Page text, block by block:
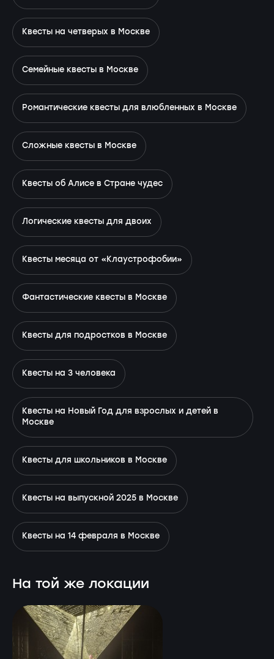
Квесты на четверых в Москве
Семейные квесты в Москве
Романтические квесты для влюбленных в Москве
Сложные квесты в Москве
Квесты об Алисе в Стране чудес
Логические квесты для двоих
Квесты месяца от «Клаустрофобии»
Фантастические квесты в Москве
Квесты для подростков в Москве
Квесты на 3 человека
Квесты на Новый Год для взрослых и детей в
Москве
Квесты для школьников в Москве
Квесты на выпускной 2025 в Москве
Квесты на 14 февраля в Москве
На той же локации